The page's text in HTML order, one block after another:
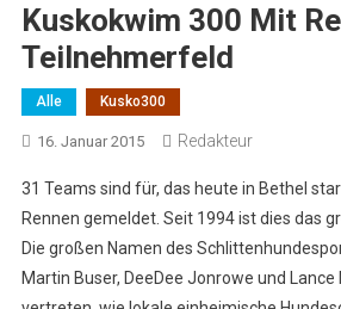
Kuskokwim 300 Mit
Teilnehmerfeld
Alle Kusko300
16. Januar 2015 Redakteur
31 Teams sind für, das heute in Bethel
Rennen gemeldet. Seit 1994 ist dies das
Die großen Namen des
Martin Buser, DeeDee Jonrowe und